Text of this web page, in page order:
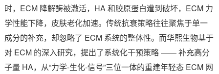
时，ECM 降解酶被激活，HA 和胶原蛋白遭到破坏，ECM 力
学性能下降，皮肤老化加速。传统抗衰策略往往聚焦于单一
成分的补充，却忽略了 ECM 系统的整体性。而华熙生物基于
对 ECM 的深入研究，提出了系统化干预策略 —— 补充高分
子量 HA，从“力学-生化-信号”三位一体的重建年轻态 ECM 网